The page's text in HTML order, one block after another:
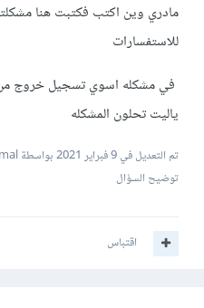
مادري وين اكتب فكتبت هنا
للاستفسارات
في مشكله اسوي تسجيل خروج
ياليت تحلون المشكله
تم التعديل في9 فبراير 2021
بواسطة Wael Aljamal
توضيح السؤال
اقتباس